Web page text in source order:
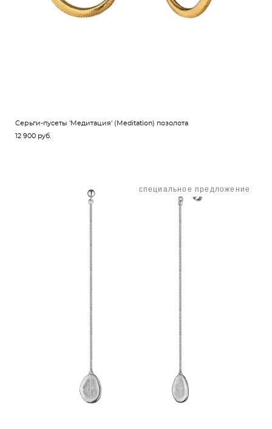
Cерьги-пусеты 'Медитация' (Meditation) позолота
12 900 pуб.
специальное предложение